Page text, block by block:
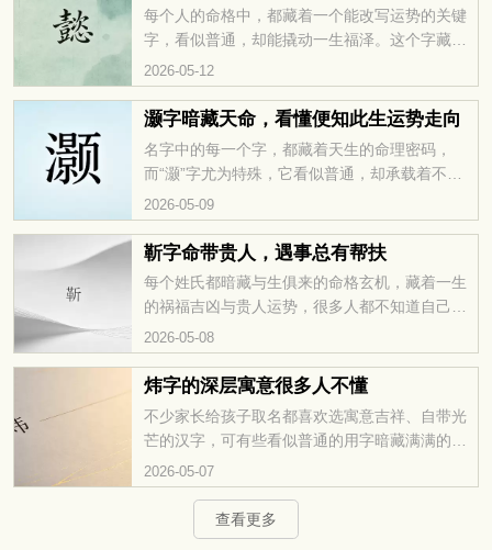
每个人的命格中，都藏着一个能改写运势的关键
字，看似普通，却能撬动一生福泽。这个字藏着
天地灵气，更藏着命理玄机，不是人人都能遇
见，遇见便是缘分。它能驱散命中阴霾，能凝聚
周身吉气，悄悄改变你的运势轨迹，懿字入命自
如何具体影响你的命格，不妨往下细看。
2026-05-12
灏字暗藏天命，看懂便知此生运势走向
名字中的每一个字，都藏着天生的命理密码，
而“灏”字尤为特殊，它看似普通，却承载着不为
人知的天命玄机。很多人名字带“灏”，却从未读
懂过它背后的运势暗示，殊不知这一个字，早已
注定了此生的起落沉浮。“灏字暗藏天命，看懂便
流传下来的命理智慧。想知道“灏”字究竟藏着你
怎样的天命，解锁专属你的运势密码，就继续往
下看。
2026-05-09
靳字命带贵人，遇事总有帮扶
每个姓氏都暗藏与生俱来的命格玄机，藏着一生
的祸福吉凶与贵人运势，很多人都不知道自己的
姓氏自带先天福缘，总能在危难时刻得人相助，
靳字命带贵人，遇事总有帮扶，想了解靳姓一生
完整命理运势和未来走向吗？赶紧往下看详细解
2026-05-08
炜字的深层寓意很多人不懂
不少家长给孩子取名都喜欢选寓意吉祥、自带光
芒的汉字，可有些看似普通的用字暗藏满满的命
格福气，多数人只看懂表面意思，却完全忽略了
内里隐藏的玄机，炜字的深层寓意很多人不懂，
想知道这个字真正的取名吉兆和命理讲究，就接
着往下看。
2026-05-07
查看更多